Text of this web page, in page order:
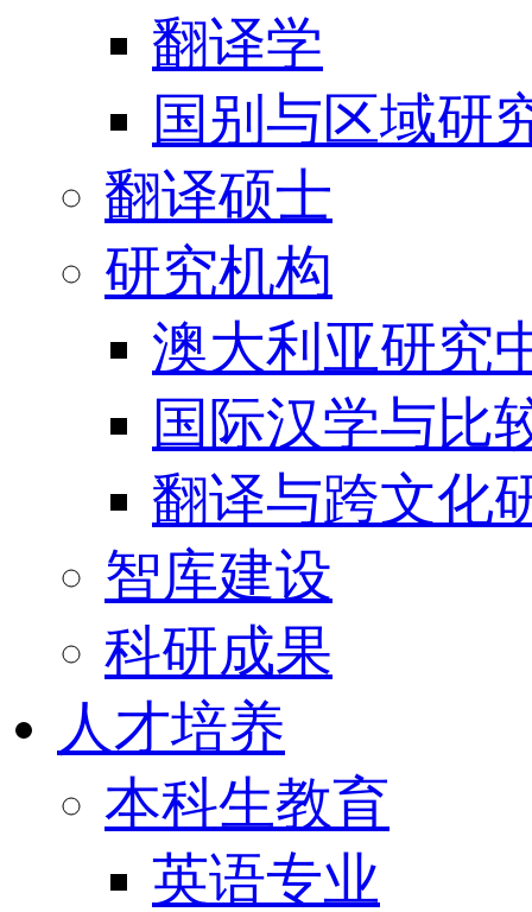
翻译学
国别与区域研
翻译硕士
研究机构
澳大利亚研究
国际汉学与比
翻译与跨文化
智库建设
科研成果
人才培养
本科生教育
英语专业